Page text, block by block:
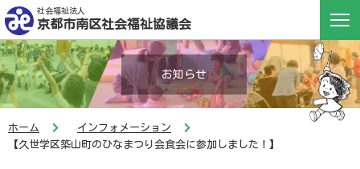
社会福祉法人
京都市南区社会福祉協議会
お知らせ
ホーム
インフォメーション
【久世学区築山町のひなまつり会食会に参加しました！】